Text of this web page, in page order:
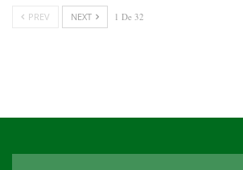
PREV NEXT 1 De 32